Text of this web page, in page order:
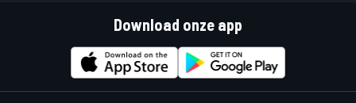
Download onze app